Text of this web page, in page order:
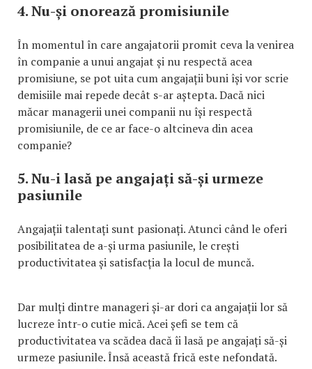
4. Nu-și onorează promisiunile
În momentul în care angajatorii promit ceva la venirea
în companie a unui angajat și nu respectă acea
promisiune, se pot uita cum angajații buni își vor scrie
demisiile mai repede decât s-ar aștepta. Dacă nici
măcar managerii unei companii nu își respectă
promisiunile, de ce ar face-o altcineva din acea
companie?
5. Nu-i lasă pe angajați să-și urmeze
pasiunile
Angajații talentați sunt pasionați. Atunci când le oferi
posibilitatea de a-și urma pasiunile, le crești
productivitatea și satisfacția la locul de muncă.
Dar mulți dintre manageri și-ar dori ca angajații lor să
lucreze într-o cutie mică. Acei șefi se tem că
productivitatea va scădea dacă îi lasă pe angajați să-și
urmeze pasiunile. Însă această frică este nefondată.